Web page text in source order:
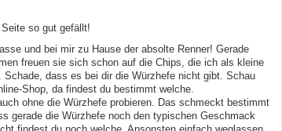
so gut gefällt!
und bei mir zu Hause der absolte Renner! Gerade
freuen sie sich schon auf die Chips, die ich als kleine
Schade, dass es bei dir die Würzhefe nicht gibt. Schau
Shop, da findest du bestimmt welche.
ohne die Würzhefe probieren. Das schmeckt bestimmt
gerade die Würzhefe noch den typischen Geschmack